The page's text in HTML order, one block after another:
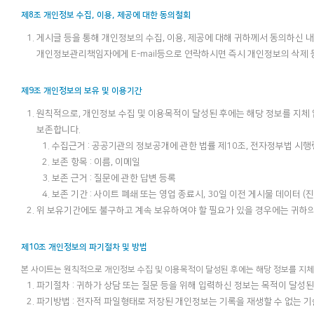
제8조 개인정보 수집, 이용, 제공에 대한 동의철회
게시글 등을 통해 개인정보의 수집, 이용, 제공에 대해 귀하께서 동의하신
개인정보관리책임자에게 E-mail등으로 연락하시면 즉시 개인정보의 삭제
제9조 개인정보의 보유 및 이용기간
원칙적으로, 개인정보 수집 및 이용목적이 달성된 후에는 해당 정보를 지
보존합니다.
수집근거 : 공공기관의 정보공개에 관한 법률 제10조, 전자정부법 시
보존 항목 : 이름, 이메일
보존 근거 : 질문에 관한 답변 등록
보존 기간 : 사이트 폐쇄 또는 영업 종료시, 30일 이전 게시물 데이터 (
위 보유기간에도 불구하고 계속 보유하여야 할 필요가 있을 경우에는 귀하
제10조 개인정보의 파기절차 및 방법
본 사이트는 원칙적으로 개인정보 수집 및 이용목적이 달성된 후에는 해당 정보를 지
파기절차 : 귀하가 상담 또는 질문 등을 위해 입력하신 정보는 목적이 달
파기방법 : 전자적 파일형태로 저장된 개인정보는 기록을 재생할 수 없는